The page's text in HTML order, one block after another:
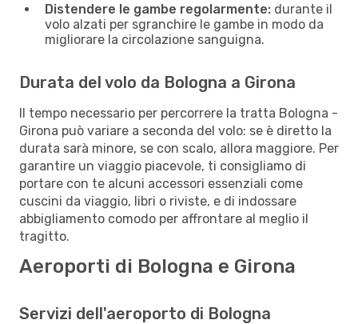
Distendere le gambe regolarmente: durante il
volo alzati per sgranchire le gambe in modo da
migliorare la circolazione sanguigna.
Durata del volo da Bologna a Girona
Il tempo necessario per percorrere la tratta Bologna -
Girona può variare a seconda del volo: se è diretto la
durata sarà minore, se con scalo, allora maggiore. Per
garantire un viaggio piacevole, ti consigliamo di
portare con te alcuni accessori essenziali come
cuscini da viaggio, libri o riviste, e di indossare
abbigliamento comodo per affrontare al meglio il
tragitto.
Aeroporti di Bologna e Girona
Servizi dell'aeroporto di Bologna